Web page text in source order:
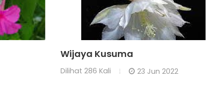
Wijaya Kusuma
Dilihat 286 Kali 23 Jun 2022